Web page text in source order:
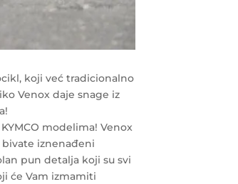
koji već tradicionalno
Venox daje snage iz
modelima! Venox
iznenađeni
pun detalja koji su svi
će Vam izmamiti